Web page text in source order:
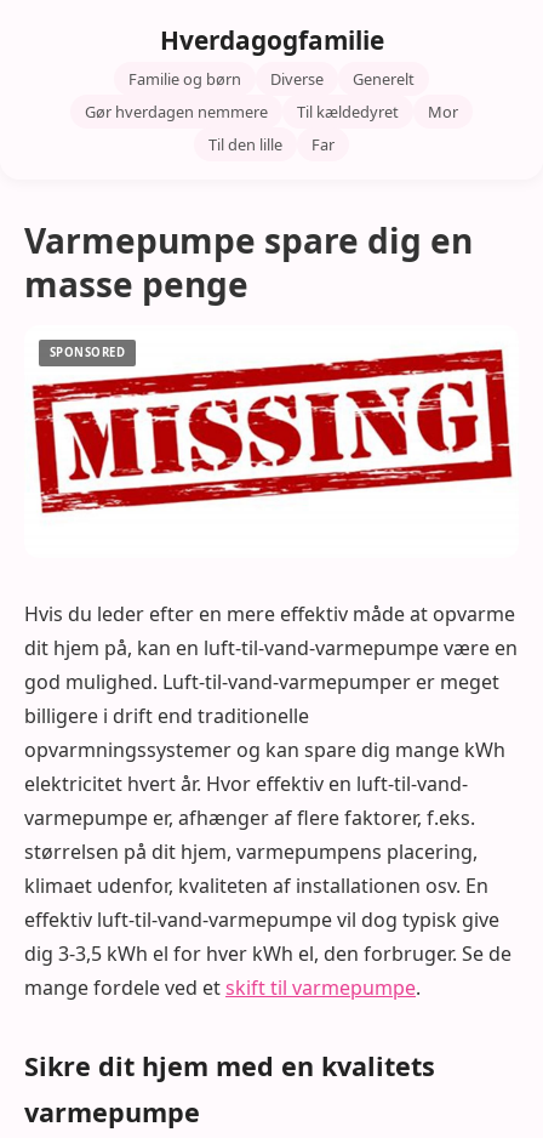
Hverdagogfamilie
Familie og børn Diverse
Generelt
Gør hverdagen nemmere
Til kældedyret
Mor
Til den lille
Far
Varmepumpe spare dig en
masse penge
Hvis du leder efter en mere effektiv måde at opvarme
dit hjem på, kan en luft-til-vand-varmepumpe være en
god mulighed. Luft-til-vand-varmepumper er meget
billigere i drift end traditionelle
opvarmningssystemer og kan spare dig mange kWh
elektricitet hvert år. Hvor effektiv en luft-til-vand-
varmepumpe er, afhænger af flere faktorer, f.eks.
størrelsen på dit hjem, varmepumpens placering,
klimaet udenfor, kvaliteten af installationen osv. En
effektiv luft-til-vand-varmepumpe vil dog typisk give
dig 3-3,5 kWh el for hver kWh el, den forbruger. Se de
mange fordele ved etskift til varmepumpe.
Sikre dit hjem med en kvalitets
varmepumpe